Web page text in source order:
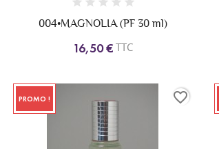
004•MAGNOLIA (PF 30 ml)
16,50 € TTC
PROMO ! favorite_border